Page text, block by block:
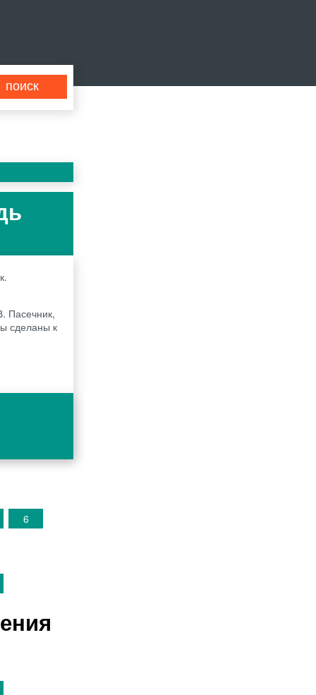
Пасечник,
сделаны к
6